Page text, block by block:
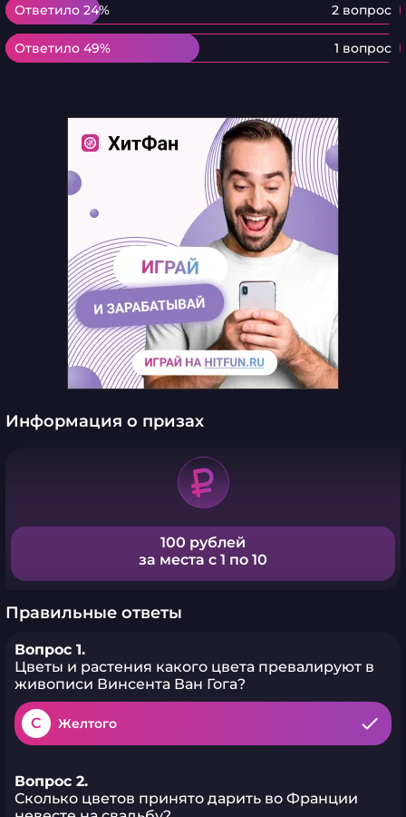
Ответило 24% 2 вопрос
Ответило 24%
Ответило 49% 1 вопрос
Ответило 49%
Информация о призах
100 рублей
за места с 1 по 10
Правильные ответы
Вопрос 1.
Цветы и растения какого цвета превалируют в
живописи Винсента Ван Гога?
C Желтого
Вопрос 2.
Сколько цветов принято дарить во Франции